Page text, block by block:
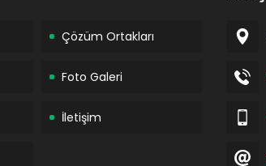
Çözüm Ortakları
Foto Galeri
İletişim